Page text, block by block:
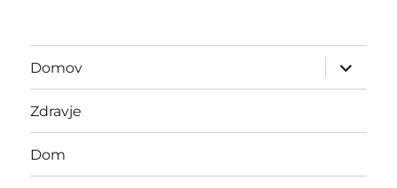
Domov
expand
child
menu
Zdravje
Dom